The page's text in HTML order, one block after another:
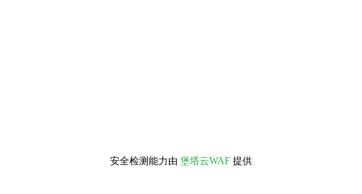
安全检测能力由 堡塔云WAF 提供